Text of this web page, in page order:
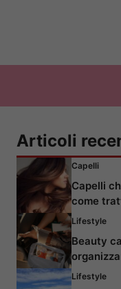
Articoli
Capelli
Capelli
come
Lifestyle
Beauty
Lifestyle